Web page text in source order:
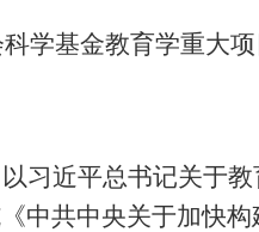
学基金教育学重大
习近平总书记关于
中共中央关于加快